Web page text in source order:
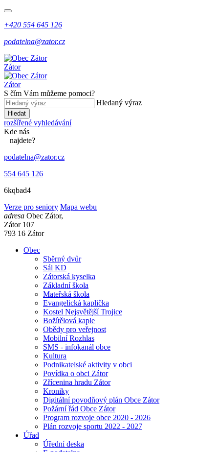
+420 554 645 126
podatelna@zator.cz
Zátor
Zátor
S čím Vám můžeme pomoci?
Hledaný výraz
Hledat
rozšířené vyhledávání
Kde nás
najdete?
podatelna@zator.cz
554 645 126
6kqbad4
Verze pro seniory Mapa webu
adresa Obec Zátor,
Zátor 107
793 16 Zátor
Obec
Sběrný dvůr
Sál KD
Zátorská kyselka
Základní škola
Mateřská škola
Evangelická kaplička
Kostel Nejsvětější Trojice
Božítělová kaple
Obědy pro veřejnost
Mobilní Rozhlas
SMS - infokanál obce
Kultura
Podnikatelské aktivity v obci
Povídka o obci Zátor
Zřícenina hradu Zátor
Kroniky
Digitální povodňový plán Obce Zátor
Požární řád Obce Zátor
Program rozvoje obce 2020 - 2026
Plán rozvoje sportu 2022 - 2027
Úřad
Úřední deska